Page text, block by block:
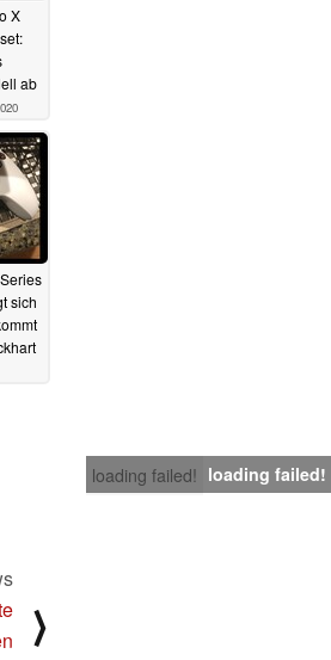
X
ab
sich
loading failed! loading failed!
⟩